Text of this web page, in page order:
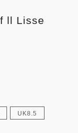
ll Lisse
UK8.5